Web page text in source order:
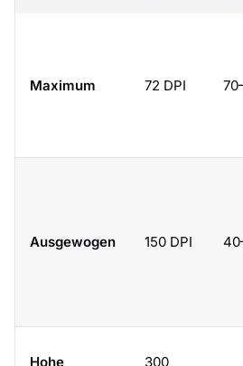
Maximum 72 DPI
Ausgewogen 150 DPI
Hohe 300